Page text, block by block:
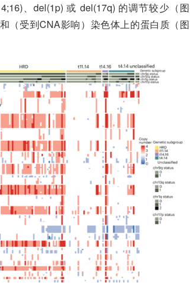
、del(1p) 或 del(17q) 的调节较少（图
（受到CNA影响）染色体上的蛋白质（图